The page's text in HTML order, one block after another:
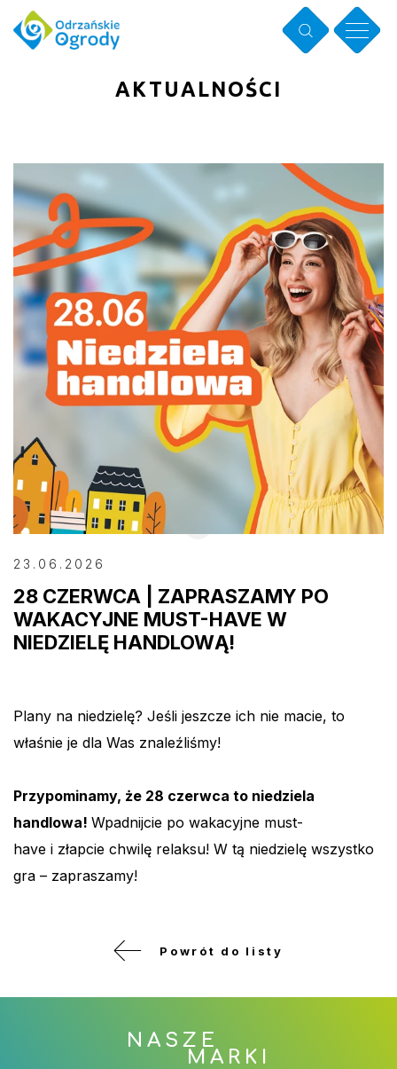
AKTUALNOŚCI
23.06.2026
28 CZERWCA | ZAPRASZAMY PO
WAKACYJNE MUST-HAVE W
NIEDZIELĘ HANDLOWĄ!
Plany na niedzielę? Jeśli jeszcze ich nie macie, to
właśnie je dla Was znaleźliśmy!
Przypominamy, że 28 czerwca to niedziela
handlowa! Wpadnijcie po wakacyjne must-
have i złapcie chwilę relaksu! W tą niedzielę wszystko
gra – zapraszamy!
Powrót do listy
NASZE
MARKI